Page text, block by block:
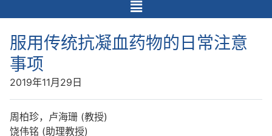
服用传统抗凝血药物的日常注意
事项
2019年11月29日
周柏珍，卢海珊 (教授)
饶伟铭 (助理教授)